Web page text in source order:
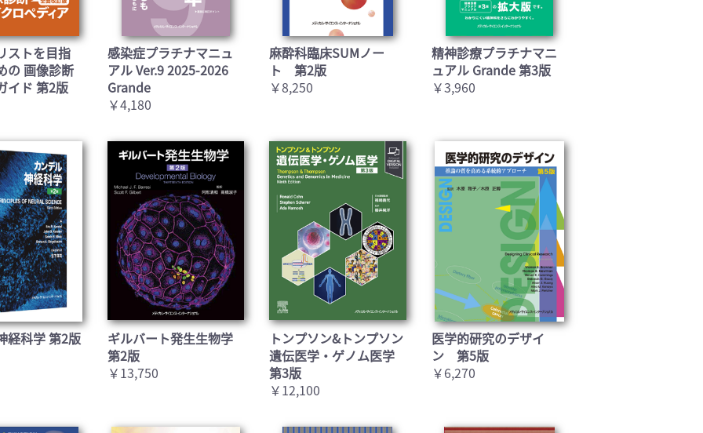
ストを目指
の 画像診断
イド 第2版
感染症プラチナマニュ
アル Ver.9 2025-2026
Grande
￥4,180
麻酔科臨床SUMノー
ト 第2版
￥8,250
精神診療プラチナマニ
ュアル Grande 第3版
￥3,960
経科学 第2版
ギルバート発生生物学
第2版
￥13,750
トンプソン&トンプソン
遺伝医学・ゲノム医学
第3版
￥12,100
医学的研究のデザイ
ン 第5版
￥6,270